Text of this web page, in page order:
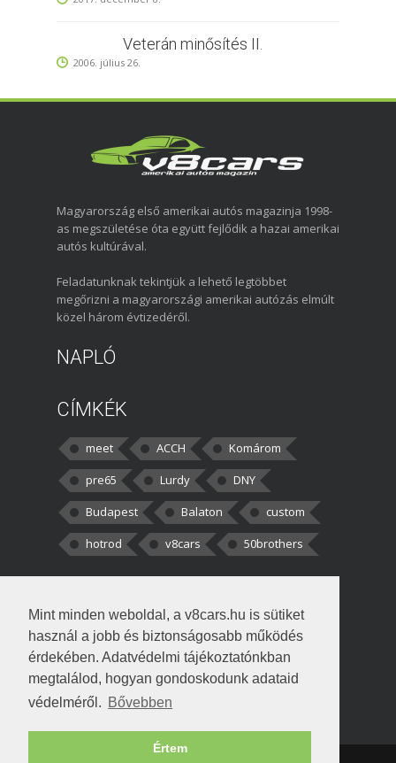
Mint minden weboldal, a v8cars.hu is sütiket
használ a jobb és biztonságosabb működés
érdekében. Adatvédelmi tájékoztatónkban
megtalálod, hogyan gondoskodunk adataid
védelméről. Bővebben
Értem
Veterán minősítés II.
2006. július 26.
Magyarország első amerikai autós magazinja 1998-
as megszületése óta együtt fejlődik a hazai amerikai
autós kultúrával.
Feladatunknak tekintjük a lehető legtöbbet
megőrizni a magyarországi amerikai autózás elmúlt
közel három évtizedéről.
NAPLÓ
CÍMKÉK
meet ACCH
Komárom
pre65
Lurdy
DNY
Budapest
Balaton
custom
hotrod
v8cars 50brothers
kortisz:Elszúrtam! Én csak két
darabbaal számoltam. Nem tudtam, hogy fél autót,
Béke:
!fasza Örültem is nagyon, amikor